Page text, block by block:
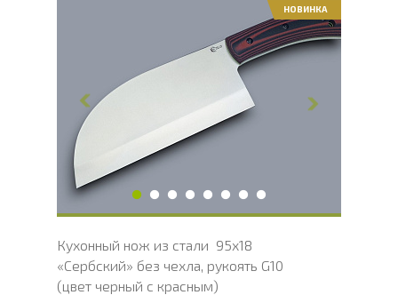
275
Длина клинка, мм
Ширина клинка, мм
Толщина обуха, мм
2.9
Длина рукояти, мм
Твердость клинка, HRC
Вес, г
НОВИНКА
Кухонный нож из стали 95х18
«Сербский» без чехла, рукоять G10
(цвет черный с красным)